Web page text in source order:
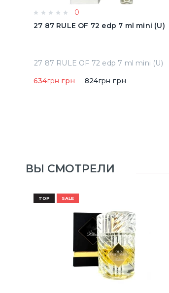
0
27 87 RULE OF 72 edp 7 ml mini (U)
27 87 RULE OF 72 edp 7 ml mini (U)
634грн грн 824грнгрн
ВЫ СМОТРЕЛИ
TOP SALE